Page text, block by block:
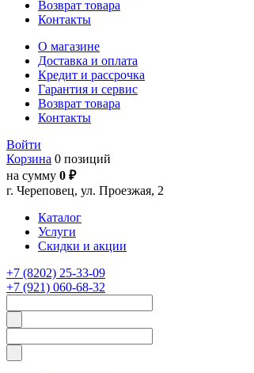
Возврат товара
Контакты
О магазине
Доставка и оплата
Кредит и рассрочка
Гарантия и сервис
Возврат товара
Контакты
Войти
Корзина 0 позиций
на сумму 0 ₽
г. Череповец, ул. Проезжая, 2
Каталог
Услуги
Скидки и акции
+7 (8202) 25-33-09
+7 (921) 060-68-32